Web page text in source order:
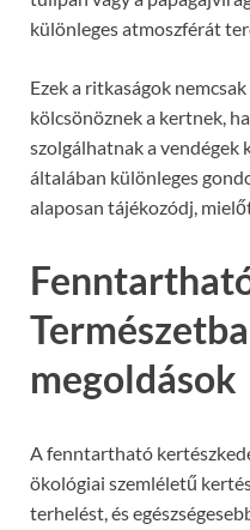
különleges atmoszférát
Ezek a ritkaságok
kölcsönöznek a kertnek,
szolgálhatnak a vendégek
általában különleges
alaposan tájékozódj,
megoldások
A fenntartható
ökológiai szemléletű
terhelést, és